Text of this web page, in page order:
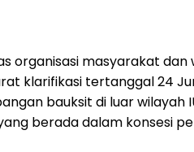
organisasi masyarakat
klarifikasi tertanggal 24
bauksit di luar wilayah
berada dalam konsesi